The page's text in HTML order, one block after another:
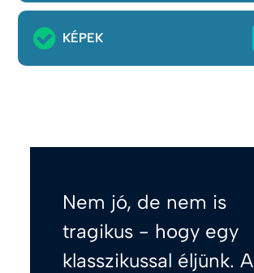
KÉPEK
Nem jó, de nem is
tragikus - hogy egy
klasszikussal éljünk. A